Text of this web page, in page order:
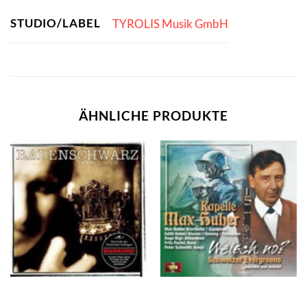
STUDIO/LABEL TYROLIS Musik GmbH
ÄHNLICHE PRODUKTE